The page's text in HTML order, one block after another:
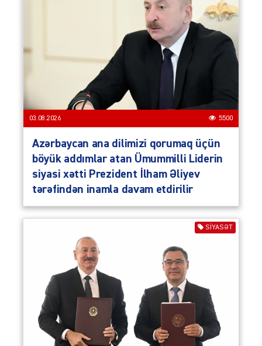
03.08.2026 5500
Azərbaycan ana dilimizi qorumaq üçün
böyük addımlar atan Ümummilli Liderin
siyasi xətti Prezident İlham Əliyev
tərəfindən inamla davam etdirilir
SIYASƏT